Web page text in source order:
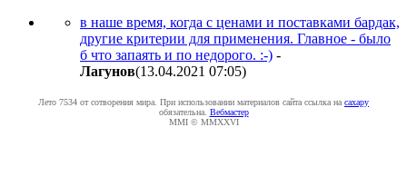
в наше время, когда с ценами и поставками бардак,
другие критерии для применения. Главное - было
б что запаять и по недорого. :-) -
Лaгyнoв(13.04.2021 07:05)
Лето 7534 от сотворения мира. При использовании материалов сайта ссылка на caxapу
обязательна. Вебмастер
MMI © MMXXVI